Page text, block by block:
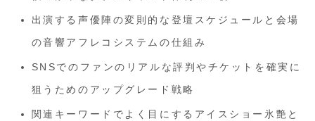
出演する声優陣の変則的な登壇スケジュールと会場
の音響アフレコシステムの仕組み
SNSでのファンのリアルな評判やチケットを確実に
狙うためのアップグレード戦略
関連キーワードでよく目にするアイスショー氷艶と